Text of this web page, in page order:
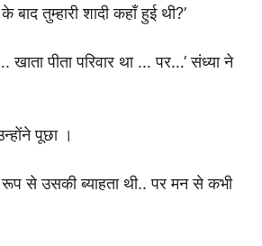
बाद तुम्हारी शादी कहाँ हुई थी?’
खाता पीता परिवार था … पर…’ संध्या ने
पूछा ।
से उसकी ब्याहता थी.. पर मन से कभी